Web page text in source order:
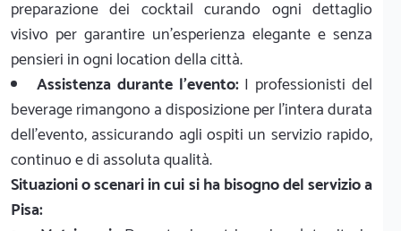
preparazione dei cocktail curando ogni dettaglio
visivo per garantire un'esperienza elegante e senza
pensieri in ogni location della città.
Assistenza durante l'evento:I professionisti del
beverage rimangono a disposizione per l'intera durata
dell'evento, assicurando agli ospiti un servizio rapido,
continuo e di assoluta qualità.
Situazioni o scenari in cui si ha bisogno del servizio a
Pisa: